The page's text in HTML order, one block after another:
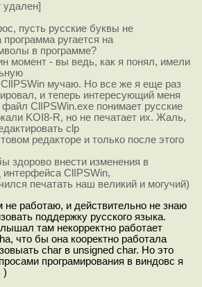
удален]
пусть русские буквы не
программа ругается на
в программе?
момент - вы ведь, как я понял, имели
мучаю. Но все же я еще раз
и теперь интересующий меня
ClIPSWin.exe понимает русские
KOI8-R, но не печатает их. Жаль,
clp
редакторе и только после этого
здорово внести изменения в
ClIPSWin,
печатать наш великий и могучий)
не работаю, и действительно не знаю
поддержку русского языка.
там некорректно работает
что бы она кооректно работала
char в unsigned char. Но это
програмирования в виндовс я
)